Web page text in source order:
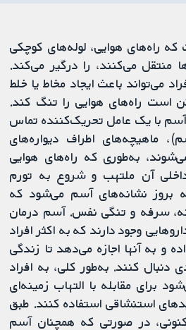
راه‌های هوایی، لوله‌های کوچکی
منتقل می‌کنند، را درگیر می‌کند.
می‌تواند باعث ایجاد مخاط یا خلط
است راه‌های هوایی را تنگ کند.
آسم با یک عامل تحریک‌کننده تماس
ماهیچه‌های اطراف دیواره‌های
به‌طوری که راه‌های هوایی
آن ملتهب و شروع به تورم
بروز نشانه‌های آسم می‌شود که
سرفه و تنگی نفس. آسم درمان
وجود دارند که به اکثر افراد
و به آنها اجازه می‌دهد تا زندگی
دنبال کنند. به‌طور کلی، به افراد
برای مقابله با التهاب زمینه‌ای
استنشاقی استفاده کنند. طبق
کنونی، در صورتی که همچنان آسم